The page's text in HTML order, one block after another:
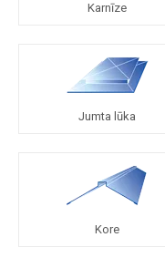
Karnīze
Jumta lūka
Kore